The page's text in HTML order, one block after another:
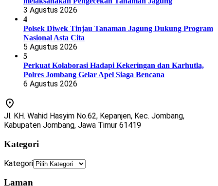
3 Agustus 2026
4
Polsek Diwek Tinjau Tanaman Jagung Dukung Program
Nasional Asta Cita
5 Agustus 2026
5
Perkuat Kolaborasi Hadapi Kekeringan dan Karhutla,
Polres Jombang Gelar Apel Siaga Bencana
6 Agustus 2026
Jl. KH. Wahid Hasyim No.62, Kepanjen, Kec. Jombang,
Kabupaten Jombang, Jawa Timur 61419
Kategori
Kategori
Laman